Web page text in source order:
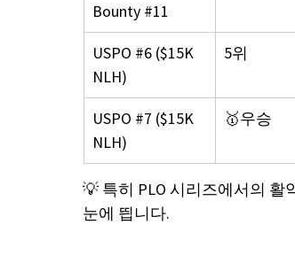
Bounty #11
USPO #6 ($15K
NLH)
5위
USPO #7 ($15K
NLH)
🥇우승
💡 특히 PLO 시리즈에서의 활
눈에 띕니다.